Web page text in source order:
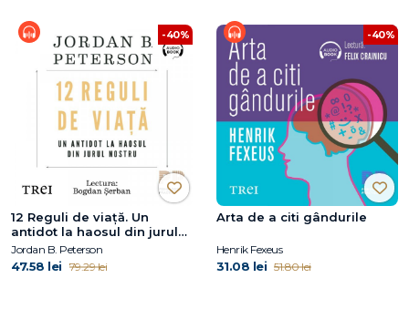
-40%
12 Reguli de viață. Un
antidot la haosul din jurul
nostru
Jordan B. Peterson
47.58 lei 79.29 lei
-40%
Arta de a citi gândurile
Henrik Fexeus
31.08 lei 51.80 lei